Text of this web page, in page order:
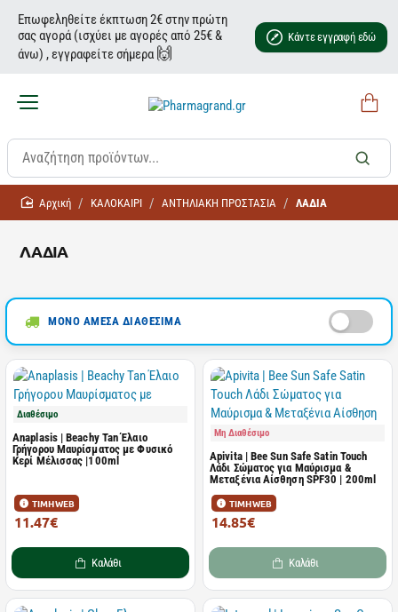
Επωφεληθείτε έκπτωση 2€ στην πρώτη
σας αγορά (ισχύει με αγορές από 25€ &
άνω) , εγγραφείτε σήμερα 🙌
Κάντε εγγραφή εδώ
ΛΑΔΙΑ
homeΚΑΛΟΚΑΙΡΙ ΑΝΤΗΛΙΑΚH ΠΡΟΣΤΑΣΙΑ ΛΑΔΙΑ
ΜΟΝΟ ΑΜΕΣΑ ΔΙΑΘΕΣΙΜΑ
Διαθέσιμο
Anaplasis | Beachy Tan Έλαιο
Γρήγορου Μαυρίσματος με Φυσικό
Κερί Μέλισσας |100ml
ΤΙΜΗ WEB
11.47€
Καλάθι
Μη Διαθέσιμο
Apivita | Bee Sun Safe Satin Touch
Λάδι Σώματος για Μαύρισμα &
Μεταξένια Αίσθηση SPF30 | 200ml
ΤΙΜΗ WEB
14.85€
Καλάθι